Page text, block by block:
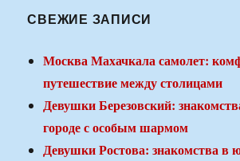
СВЕЖИЕ ЗАПИСИ
Москва Махачкала самолет:
путешествие между столицами
Девушки Березовский:
городе с особым шармом
Девушки Ростова: знакомства в